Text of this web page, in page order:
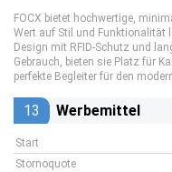
FOCX bietet hochwertige,
Wert auf Stil und Funktionalität
Design mit RFID-Schutz und
Gebrauch, bieten sie Platz für
perfekte Begleiter für den
13 Werbemittel
Start
Stornoquote